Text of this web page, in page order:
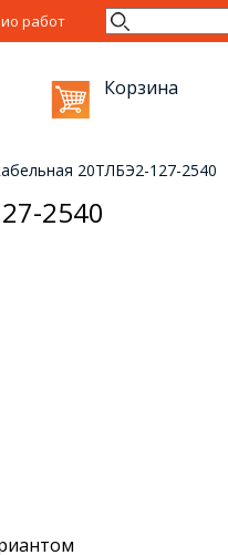
работ
Корзина
20ТЛБЭ2-127-2540
2540